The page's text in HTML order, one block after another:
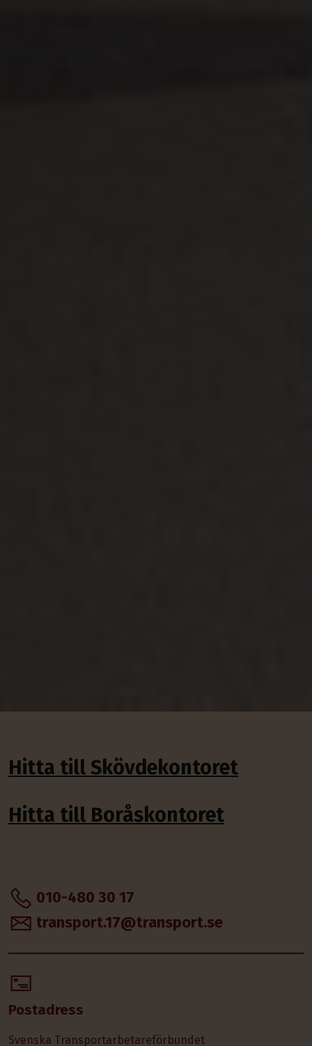
Hitta till Skövdekontoret
Hitta till Boråskontoret
010-480 30 17
transport.17@transport.se
Postadress
Svenska Transportarbetareförbundet